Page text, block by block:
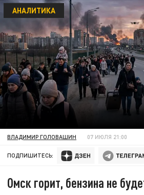
АНАЛИТИКА
ВЛАДИМИР ГОЛОВАШИН 07 ИЮЛЯ 21:00
ПОДПИШИТЕСЬ:
Омск горит, бензина не